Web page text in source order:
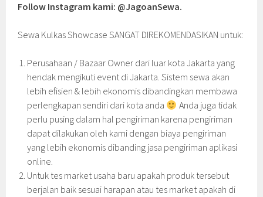
Follow Instagram kami: @JagoanSewa.
Sewa Kulkas Showcase SANGAT DIREKOMENDASIKAN untuk:
Perusahaan / Bazaar Owner dari luar kota Jakarta yang
hendak mengikuti event di Jakarta. Sistem sewa akan
lebih efisien & lebih ekonomis dibandingkan membawa
perlengkapan sendiri dari kota anda
Anda juga tidak
perlu pusing dalam hal pengiriman karena pengiriman
dapat dilakukan oleh kami dengan biaya pengiriman
yang lebih ekonomis dibanding jasa pengiriman aplikasi
online.
Untuk tes market usaha baru apakah produk tersebut
berjalan baik sesuai harapan atau tes market apakah di